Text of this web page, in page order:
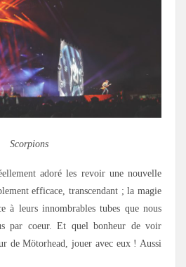
Scorpions
adoré les revoir une nouvelle
efficace, transcendant ; la magie
à leurs innombrables tubes que nous
par coeur. Et quel bonheur de voir
de Mötorhead, jouer avec eux ! Aussi